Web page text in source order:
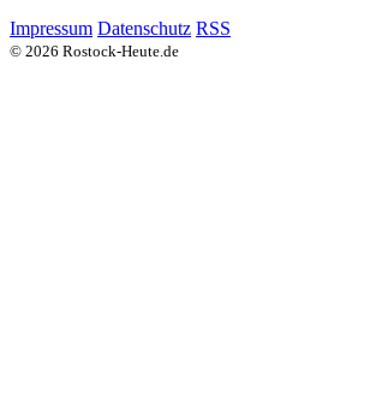
Impressum Datenschutz RSS
© 2026 Rostock-Heute.de